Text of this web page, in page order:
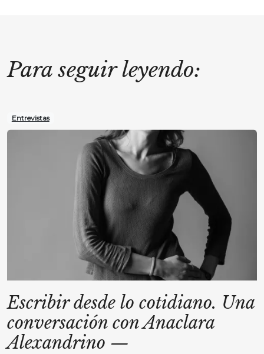
Para seguir leyendo:
Entrevistas
Escribir desde lo cotidiano. Una
conversación con Anaclara
Alexandrino —